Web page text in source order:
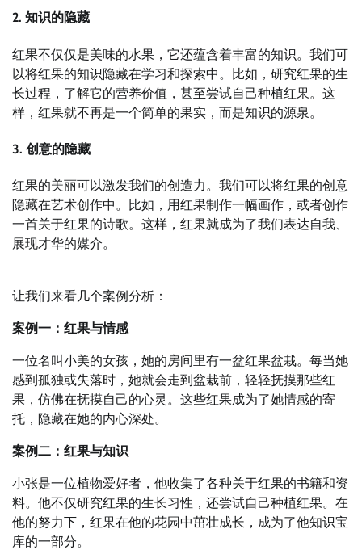
2. 知识的隐藏
红果不仅仅是美味的水果，它还蕴含着丰富的知识。我们可
以将红果的知识隐藏在学习和探索中。比如，研究红果的生
长过程，了解它的营养价值，甚至尝试自己种植红果。这
样，红果就不再是一个简单的果实，而是知识的源泉。
3. 创意的隐藏
红果的美丽可以激发我们的创造力。我们可以将红果的创意
隐藏在艺术创作中。比如，用红果制作一幅画作，或者创作
一首关于红果的诗歌。这样，红果就成为了我们表达自我、
展现才华的媒介。
让我们来看几个案例分析：
案例一：红果与情感
一位名叫小美的女孩，她的房间里有一盆红果盆栽。每当她
感到孤独或失落时，她就会走到盆栽前，轻轻抚摸那些红
果，仿佛在抚摸自己的心灵。这些红果成为了她情感的寄
托，隐藏在她的内心深处。
案例二：红果与知识
小张是一位植物爱好者，他收集了各种关于红果的书籍和资
料。他不仅研究红果的生长习性，还尝试自己种植红果。在
他的努力下，红果在他的花园中茁壮成长，成为了他知识宝
库的一部分。